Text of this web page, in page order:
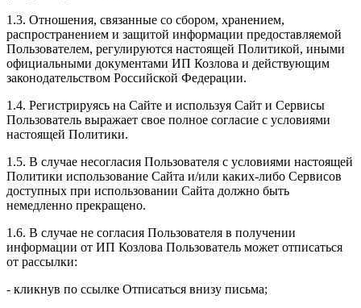
1.3. Отношения, связанные со сбором, хранением,
распространением и защитой информации предоставляемой
Пользователем, регулируются настоящей Политикой, иными
официальными документами ИП Козловa и действующим
законодательством Российской Федерации.
1.4. Регистрируясь на Сайте и используя Сайт и Сервисы
Пользователь выражает свое полное согласие с условиями
настоящей Политики.
1.5. В случае несогласия Пользователя с условиями настоящей
Политики использование Сайта и/или каких-либо Сервисов
доступных при использовании Сайта должно быть
немедленно прекращено.
1.6. В случае не согласия Пользователя в получении
информации от ИП Козлова Пользователь может отписаться
от рассылки:
- кликнув по ссылке Отписаться внизу письма;